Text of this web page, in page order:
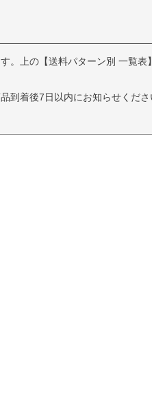
。上の【送料パターン別 一覧表
到着後7日以内にお知らせくださ